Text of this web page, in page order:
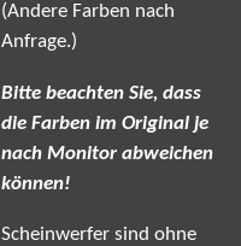
(Andere Farben nach
Anfrage.)
Bitte beachten Sie, dass
die Farben im Original je
nach Monitor abweichen
können!
Scheinwerfer sind ohne